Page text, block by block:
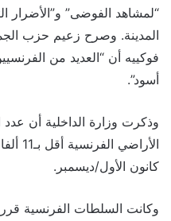
“لمشاهد الفوضى” و”الأضرار
المدينة. وصرح زعيم حزب
فوكييه أن “العديد من
أسود”.
وذكرت وزارة الداخلية أن
كانون الأول/ديسمبر.
وكانت السلطات الفرنسية